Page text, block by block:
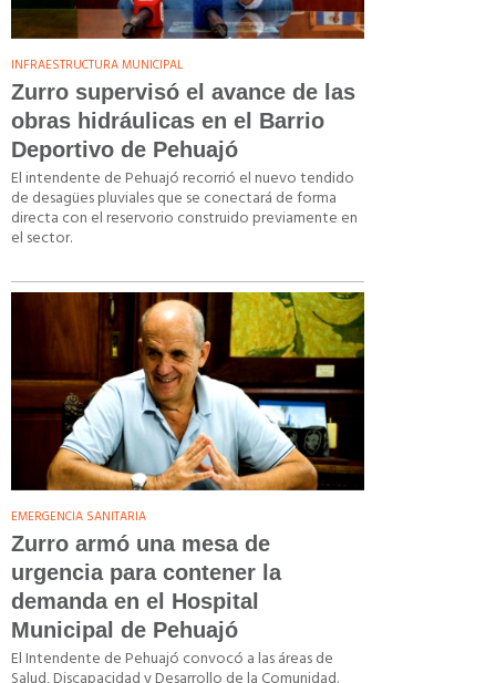
INFRAESTRUCTURA MUNICIPAL
Zurro supervisó el avance de las
obras hidráulicas en el Barrio
Deportivo de Pehuajó
El intendente de Pehuajó recorrió el nuevo tendido
de desagües pluviales que se conectará de forma
directa con el reservorio construido previamente en
el sector.
EMERGENCIA SANITARIA
Zurro armó una mesa de
urgencia para contener la
demanda en el Hospital
Municipal de Pehuajó
El Intendente de Pehuajó convocó a las áreas de